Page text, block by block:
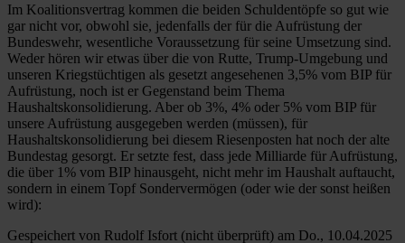
Im Koalitionsvertrag kommen die beiden Schuldentöpfe so gut wie
gar nicht vor, obwohl sie, jedenfalls der für die Aufrüstung der
Bundeswehr, wesentliche Voraussetzung für seine Umsetzung sind.
Weder hören wir etwas über die von Rutte, Trump-Umgebung und
unseren Kriegstüchtigen als gesetzt angesehenen 3,5% vom BIP für
Aufrüstung, noch ist er Gegenstand beim Thema
Haushaltskonsolidierung. Aber ob 3%, 4% oder 5% vom BIP für
unsere Aufrüstung ausgegeben werden (müssen), für
Haushaltskonsolidierung bei diesem Riesenposten hat noch der alte
Bundestag gesorgt. Er setzte fest, dass jede Milliarde für Aufrüstung,
die über 1% vom BIP hinausgeht, nicht mehr im Haushalt auftaucht,
sondern in einem Topf Sondervermögen (oder wie der sonst heißen
wird):
Gespeichert von Rudolf Isfort (nicht überprüft) am Do., 10.04.2025